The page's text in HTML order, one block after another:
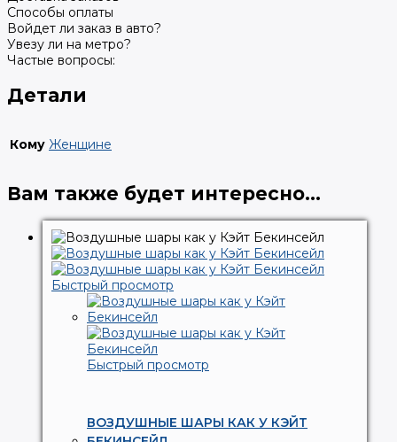
Способы оплаты
Войдет ли заказ в авто?
Увезу ли на метро?
Частые вопросы:
Детали
Кому Женщине
Вам также будет интересно…
Быстрый просмотр
Быстрый просмотр
ВОЗДУШНЫЕ ШАРЫ КАК У КЭЙТ